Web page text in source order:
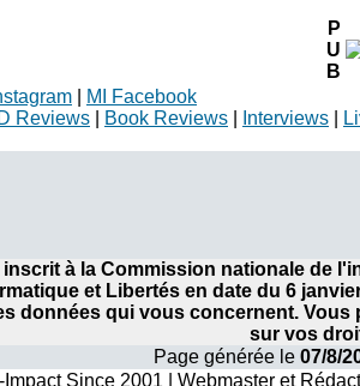
P
U
B
MI Facebook
Reviews Book Reviews Interviews
inscrit à la Commission nationale de
et Libertés en date du 6
données qui vous concernent.
sur vos
Page générée le 07/8/
Impact Since 2001 | Webmaster et